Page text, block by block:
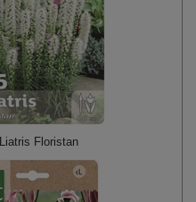
Liatris Floristan